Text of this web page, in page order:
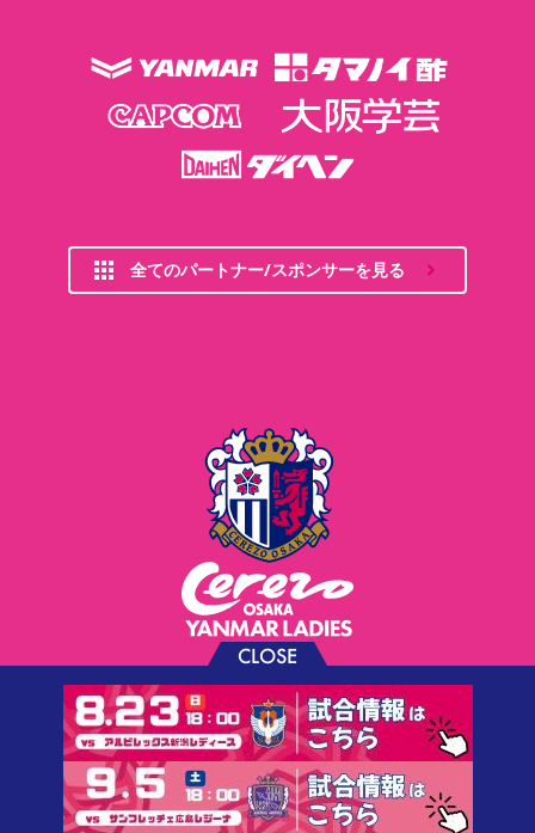
CLOSE
全てのパートナー/スポンサーを見る
お問い合わせプライバシーポリシー ソーシャルメディアポリシー
©CEREZO OSAKA CO.,LTD.